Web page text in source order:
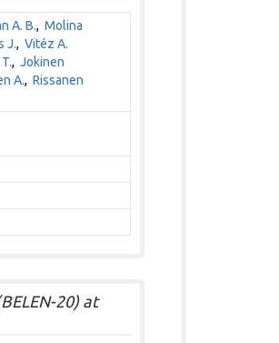
A. B., Molina
J., Vitéz A.
, Jokinen
A., Rissanen
20) at